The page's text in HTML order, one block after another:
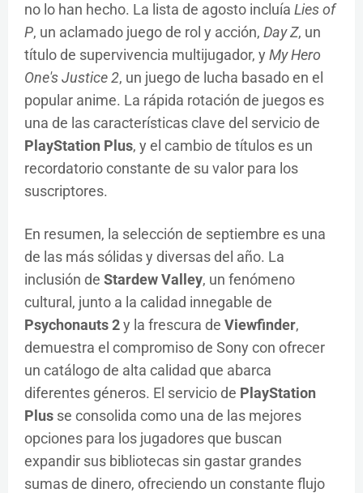
no lo han hecho. La lista de agosto incluía Lies of
P, un aclamado juego de rol y acción, Day Z, un
título de supervivencia multijugador, y My Hero
One's Justice 2, un juego de lucha basado en el
popular anime. La rápida rotación de juegos es
una de las características clave del servicio de
PlayStation Plus, y el cambio de títulos es un
recordatorio constante de su valor para los
suscriptores.
En resumen, la selección de septiembre es una
de las más sólidas y diversas del año. La
inclusión de Stardew Valley, un fenómeno
cultural, junto a la calidad innegable de
Psychonauts 2y la frescura de Viewfinder,
demuestra el compromiso de Sony con ofrecer
un catálogo de alta calidad que abarca
diferentes géneros. El servicio de PlayStation
Plus se consolida como una de las mejores
opciones para los jugadores que buscan
expandir sus bibliotecas sin gastar grandes
sumas de dinero, ofreciendo un constante flujo